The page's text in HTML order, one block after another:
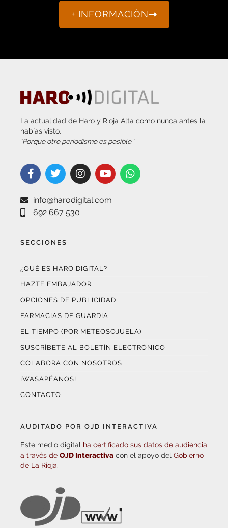
+ INFORMACIÓN
La actualidad de Haro y Rioja Alta como nunca antes la
habías visto.
“Porque otro periodismo es posible.”
info@harodigital.com
692 667 530
SECCIONES
¿QUÉ ES HARO DIGITAL?
HAZTE EMBAJADOR
OPCIONES DE PUBLICIDAD
FARMACIAS DE GUARDIA
EL TIEMPO (POR METEOSOJUELA)
SUSCRÍBETE AL BOLETÍN ELECTRÓNICO
COLABORA CON NOSOTROS
¡WASAPÉANOS!
CONTACTO
AUDITADO POR OJD INTERACTIVA
Este medio digital ha certificado sus datos de audiencia
a través de OJD Interactiva con el apoyo del Gobierno
de La Rioja.